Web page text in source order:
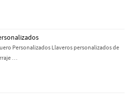
Personalizados Llaveros personalizados de
…